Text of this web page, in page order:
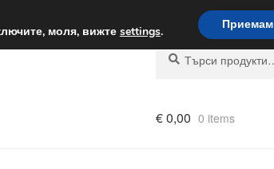
Доставка по целия свят
Търсене
Търсене
€0,00 0 items
моля, вижте settings. Приемам